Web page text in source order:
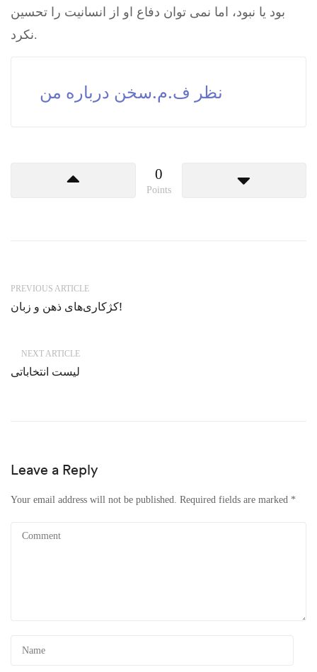
بود يا نبود، اما نمی توان دفاع او از انسانيت را تحسين
نکرد.
نظر ف.م.سخن درباره من
0
Points
PREVIOUS ARTICLE
کژکاری‌های ذهن و زبان!
NEXT ARTICLE
لیست انتخاباتی
Leave a Reply
Your email address will not be published. Required fields are marked *